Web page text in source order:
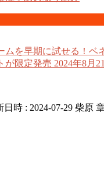
ムを早期に試せる！ベ
が限定発売 2024年8月
日時 : 2024-07-29 柴原